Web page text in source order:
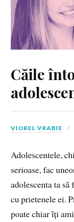
Căile
VIOREL VRABIE
Adolescentele,
serioase, fac
adolescenta ta
cu prietenele ei.
poate chiar îți